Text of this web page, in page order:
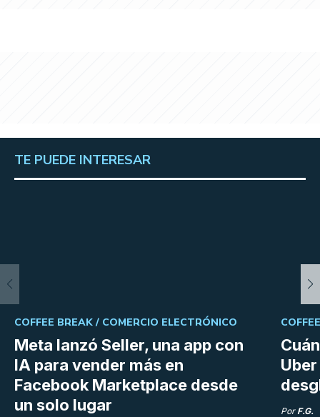
TE PUEDE INTERESAR
Meta lanzó Seller, una app con
IA para vender más en
Facebook Marketplace desde
un solo lugar
COFFEE BREAK / COMERCIO ELECTRÓNICO
Por F.G.